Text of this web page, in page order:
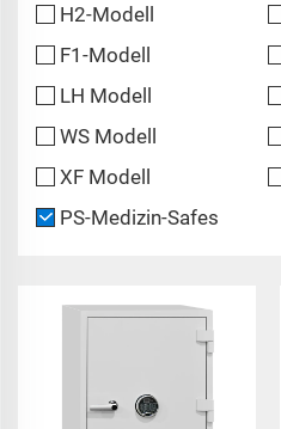
H2-Modell
F1-Modell
LH Modell
WS Modell
XF Modell
PS-Medizin-Safes